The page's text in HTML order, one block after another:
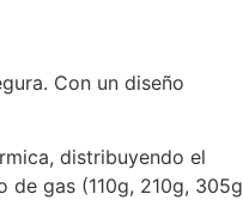
Con un diseño
distribuyendo el
de gas (110g, 210g, 305g